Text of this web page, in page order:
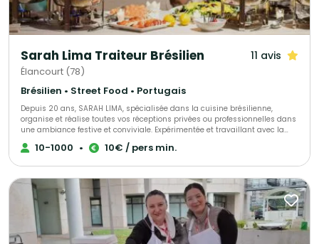
Sarah Lima Traiteur Brésilien 11 avis
Élancourt (78)
Brésilien • Street Food • Portugais
Depuis 20 ans, SARAH LIMA, spécialisée dans la cuisine brésilienne,
organise et réalise toutes vos réceptions privées ou professionnelles dans
une ambiance festive et conviviale. Expérimentée et travaillant avec la
passion de son métier, elle saura être à votre écoute pour répondre à
toutes vos demandes et s’adaptera à toutes vos exigences. Elle vous
10-1000 • 10€ / pers min.